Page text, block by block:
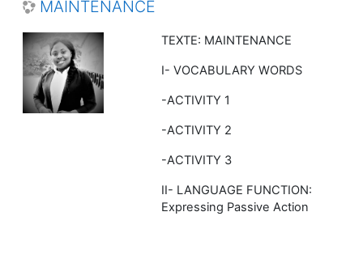
MAINTENANCE
TEXTE: MAINTENANCE
I- VOCABULARY WORDS
-ACTIVITY 1
-ACTIVITY 2
-ACTIVITY 3
II- LANGUAGE FUNCTION:
Expressing Passive Action